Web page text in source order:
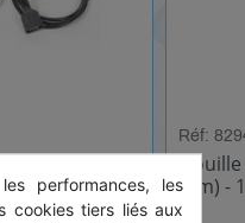
Geoline 2
Réf:
mm) -
performances, les
cookies tiers liés aux